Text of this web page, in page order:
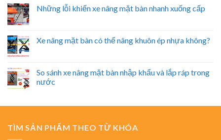
Những lỗi khiến xe nâng mặt bàn nhanh xuống cấp
Xe nâng mặt bàn có thể nâng khuôn ép nhựa không?
So sánh xe nâng mặt bàn nhập khẩu và lắp ráp trong
nước
TÌM SẢN PHẨM THEO TỪ KHÓA